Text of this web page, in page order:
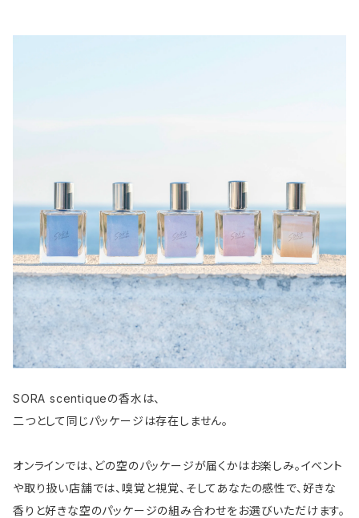
SORA scentiqueの香水は、
二つとして同じパッケージは存在しません。
オンラインでは、どの空のパッケージが届くかはお楽しみ。イベント
や取り扱い店舗では、嗅覚と視覚、そしてあなたの感性で、好きな
香りと好きな空のパッケージの組み合わせをお選びいただけます。